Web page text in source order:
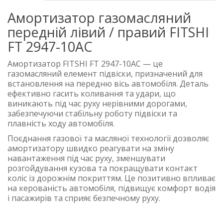
Амортизатор газомасляний
передній лівий / правий FITSHI
FT 2947-10AC
Амортизатор FITSHI FT 2947-10AC — це
газомасляний елемент підвіски, призначений для
встановлення на передню вісь автомобіля. Деталь
ефективно гасить коливання та удари, що
виникають під час руху нерівними дорогами,
забезпечуючи стабільну роботу підвіски та
плавність ходу автомобіля.
Поєднання газової та масляної технології дозволяє
амортизатору швидко реагувати на зміну
навантаження під час руху, зменшувати
розгойдування кузова та покращувати контакт
коліс із дорожнім покриттям. Це позитивно впливає
на керованість автомобіля, підвищує комфорт водія
і пасажирів та сприяє безпечному руху.